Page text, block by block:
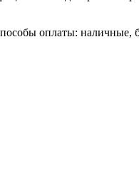
оплаты: наличные,